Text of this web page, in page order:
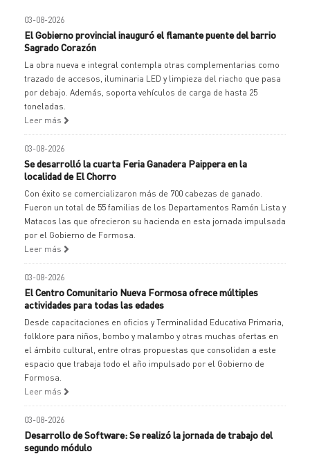
03-08-2026
El Gobierno provincial inauguró el flamante puente del barrio
Sagrado Corazón
La obra nueva e integral contempla otras complementarias como
trazado de accesos, iluminaria LED y limpieza del riacho que pasa
por debajo. Además, soporta vehículos de carga de hasta 25
toneladas.
Leer más
03-08-2026
Se desarrolló la cuarta Feria Ganadera Paippera en la
localidad de El Chorro
Con éxito se comercializaron más de 700 cabezas de ganado.
Fueron un total de 55 familias de los Departamentos Ramón Lista y
Matacos las que ofrecieron su hacienda en esta jornada impulsada
por el Gobierno de Formosa.
Leer más
03-08-2026
El Centro Comunitario Nueva Formosa ofrece múltiples
actividades para todas las edades
Desde capacitaciones en oficios y Terminalidad Educativa Primaria,
folklore para niños, bombo y malambo y otras muchas ofertas en
el ámbito cultural, entre otras propuestas que consolidan a este
espacio que trabaja todo el año impulsado por el Gobierno de
Formosa.
Leer más
03-08-2026
Desarrollo de Software: Se realizó la jornada de trabajo del
segundo módulo